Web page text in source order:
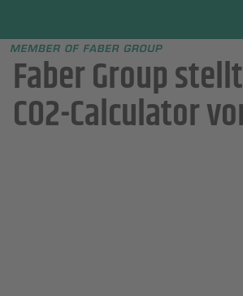
menu
Faber Group
CO2-Calculator